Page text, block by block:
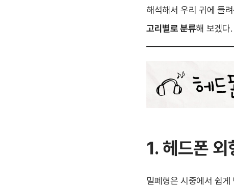
해석해서 우리 귀에 들
고리별로 분류해 보겠다.
1. 헤드폰
밀폐형은 시중에서 쉽